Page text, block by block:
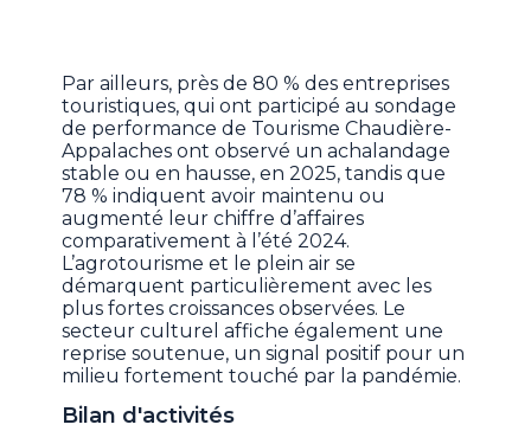
Par ailleurs, près de 80 % des entreprises
touristiques, qui ont participé au sondage
de performance de Tourisme Chaudière-
Appalaches ont observé un achalandage
stable ou en hausse, en 2025, tandis que
78 % indiquent avoir maintenu ou
augmenté leur chiffre d’affaires
comparativement à l’été 2024.
L’agrotourisme et le plein air se
démarquent particulièrement avec les
plus fortes croissances observées. Le
secteur culturel affiche également une
reprise soutenue, un signal positif pour un
milieu fortement touché par la pandémie.
Bilan d'activités